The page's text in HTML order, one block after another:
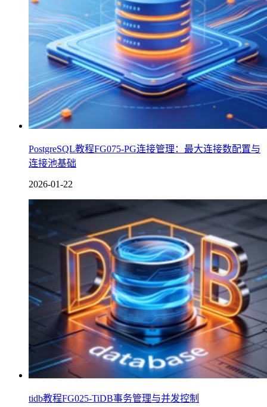
PostgreSQL教程FG075-PG连接管理：最大连接数配置与
连接池基础
2026-01-22
tidb教程FG025-TiDB事务管理与并发控制